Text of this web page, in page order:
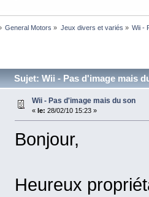
General Motors » Jeux divers et variés » Wii -
Sujet: Wii - Pas d'image mais
Wii - Pas d'image mais du son
« le: 28/02/10 15:23 »
Bonjour,
Heureux